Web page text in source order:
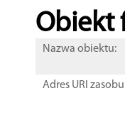
Obiekt
Nazwa obiektu:
Adres URI zasobu